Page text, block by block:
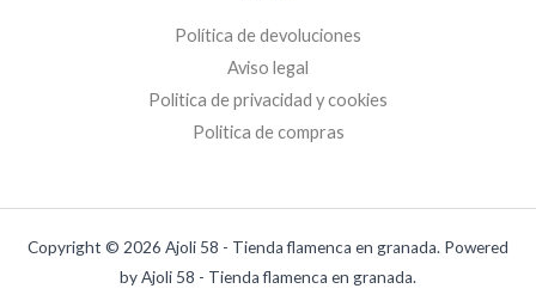
Política de devoluciones
Aviso legal
Politica de privacidad y cookies
Politica de compras
Copyright © 2026 Ajoli 58 - Tienda flamenca en granada. Powered
by Ajoli 58 - Tienda flamenca en granada.